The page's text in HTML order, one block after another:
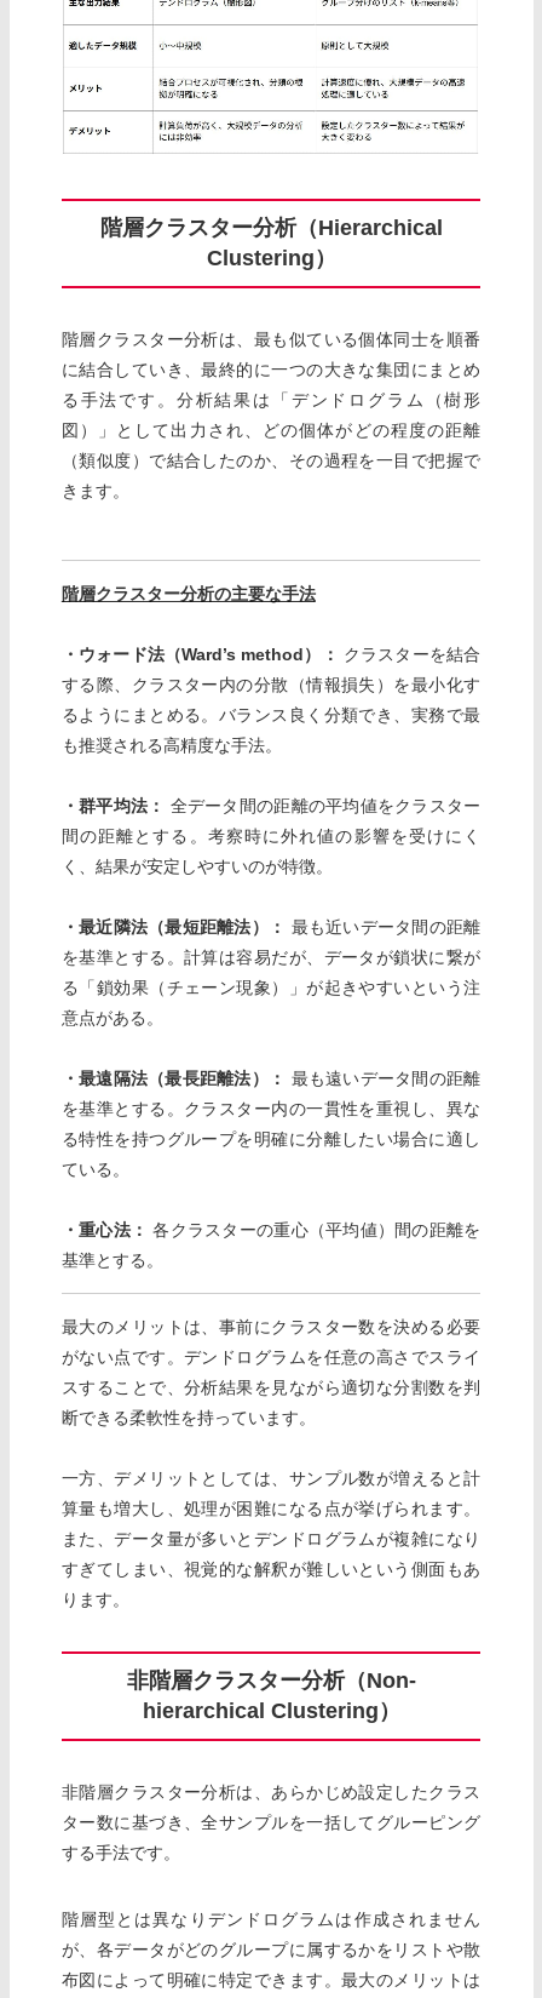
階層クラスター分析（Hierarchical
Clustering）
階層クラスター分析は、最も似ている個体同士を順番
に結合していき、最終的に一つの大きな集団にまとめ
る手法です。分析結果は「デンドログラム（樹形
図）」として出力され、どの個体がどの程度の距離
（類似度）で結合したのか、その過程を一目で把握で
きます。
階層クラスター分析の主要な手法
・ウォード法（Ward’s method）：
クラスターを結合
する際、クラスター内の分散（情報損失）を最小化す
るようにまとめる。バランス良く分類でき、実務で最
も推奨される高精度な手法。
・群平均法： 全データ間の距離の平均値をクラスター
間の距離とする。考察時に外れ値の影響を受けにく
く、結果が安定しやすいのが特徴。
・最近隣法（最短距離法）：
最も近いデータ間の距離
を基準とする。計算は容易だが、データが鎖状に繋が
る「鎖効果（チェーン現象）」が起きやすいという注
意点がある。
・最遠隔法（最長距離法）： 最も遠いデータ間の距離
を基準とする。クラスター内の一貫性を重視し、異な
る特性を持つグループを明確に分離したい場合に適し
ている。
・重心法： 各クラスターの重心（平均値）間の距離を
基準とする。
最大のメリットは、事前にクラスター数を決める必要
がない点です。デンドログラムを任意の高さでスライ
スすることで、分析結果を見ながら適切な分割数を判
断できる柔軟性を持っています。
一方、デメリットとしては、サンプル数が増えると計
算量も増大し、処理が困難になる点が挙げられます。
また、データ量が多いとデンドログラムが複雑になり
すぎてしまい、視覚的な解釈が難しいという側面もあ
ります。
非階層クラスター分析（Non-
hierarchical Clustering）
非階層クラスター分析は、あらかじめ設定したクラス
ター数に基づき、全サンプルを一括してグルーピング
する手法です。
階層型とは異なりデンドログラムは作成されません
が、各データがどのグループに属するかをリストや散
布図によって明確に特定できます。最大のメリットは